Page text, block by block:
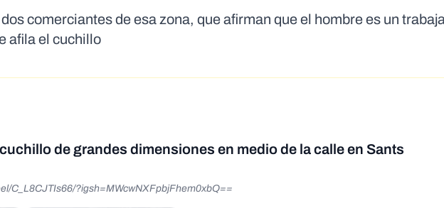
comerciantes de esa zona, que afirman que el hombre es un
afila el cuchillo
de grandes dimensiones en medio de la calle en Sants
C_L8CJTIs66/?igsh=MWcwNXFpbjFhem0xbQ==